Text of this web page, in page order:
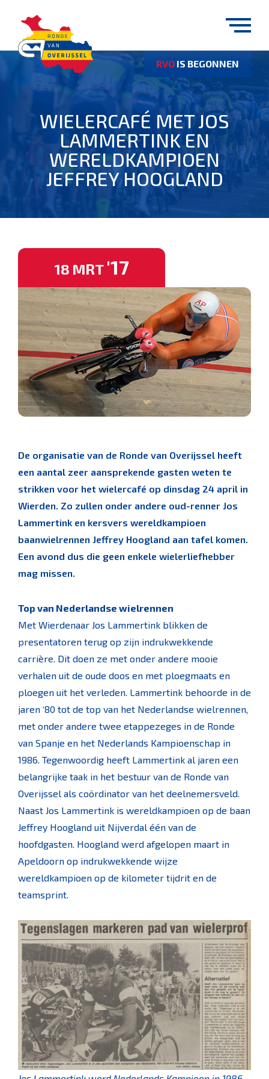
WIELERCAFÉ MET JOS
LAMMERTINK EN
WERELDKAMPIOEN
JEFFREY HOOGLAND
RVO IS BEGONNEN
18 MRT '17
De organisatie van de Ronde van Overijssel heeft
een aantal zeer aansprekende gasten weten te
strikken voor het wielercafé op dinsdag 24 april in
Wierden. Zo zullen onder andere oud-renner Jos
Lammertink en kersvers wereldkampioen
baanwielrennen Jeffrey Hoogland aan tafel komen.
Een avond dus die geen enkele wielerliefhebber
mag missen.
Top van Nederlandse wielrennen
Met Wierdenaar Jos Lammertink blikken de
presentatoren terug op zijn indrukwekkende
carrière. Dit doen ze met onder andere mooie
verhalen uit de oude doos en met ploegmaats en
ploegen uit het verleden. Lammertink behoorde in de
jaren ‘80 tot de top van het Nederlandse wielrennen,
met onder andere twee etappezeges in de Ronde
van Spanje en het Nederlands Kampioenschap in
1986. Tegenwoordig heeft Lammertink al jaren een
belangrijke taak in het bestuur van de Ronde van
Overijssel als coördinator van het deelnemersveld.
Naast Jos Lammertink is wereldkampioen op de baan
Jeffrey Hoogland uit Nijverdal één van de
hoofdgasten. Hoogland werd afgelopen maart in
Apeldoorn op indrukwekkende wijze
wereldkampioen op de kilometer tijdrit en de
teamsprint.